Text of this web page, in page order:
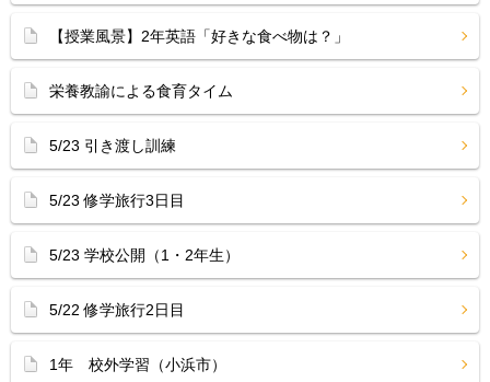
【授業風景】2年英語「好きな食べ物は？」
栄養教諭による食育タイム
5/23 引き渡し訓練
5/23 修学旅行3日目
5/23 学校公開（1・2年生）
5/22 修学旅行2日目
1年 校外学習（小浜市）